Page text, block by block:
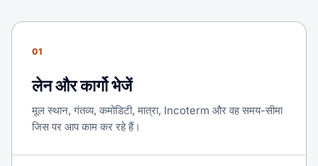
01
लेन और कार्गो भेजें
मूल स्थान, गंतव्य, कमोडिटी, मात्रा, Incoterm और वह समय-सीमा
जिस पर आप काम कर रहे हैं।